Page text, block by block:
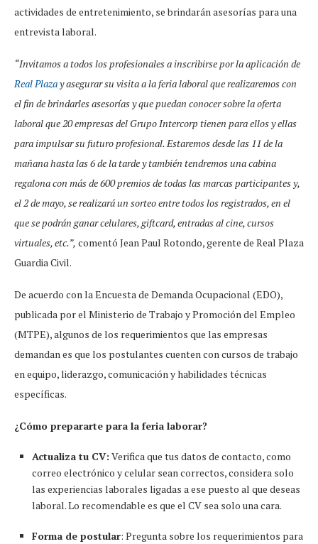
actividades de entretenimiento, se brindarán asesorías para una
entrevista laboral.
“Invitamos a todos los profesionales a inscribirse por la aplicación de
Real Plazay asegurar su visita a la feria laboral que realizaremos con
el fin de brindarles asesorías y que puedan conocer sobre la oferta
laboral que 20 empresas del Grupo Intercorp tienen para ellos y ellas
para impulsar su futuro profesional. Estaremos desde las 11 de la
mañana hasta las 6 de la tarde y también tendremos una cabina
regalona con más de 600 premios de todas las marcas participantes y,
el 2 de mayo, se realizará un sorteo entre todos los registrados, en el
que se podrán ganar celulares, giftcard, entradas al cine, cursos
virtuales, etc.”, comentó Jean Paul Rotondo, gerente de Real Plaza
Guardia Civil.
De acuerdo con la Encuesta de Demanda Ocupacional (EDO),
publicada por el Ministerio de Trabajo y Promoción del Empleo
(MTPE), algunos de los requerimientos que las empresas
demandan es que los postulantes cuenten con cursos de trabajo
en equipo, liderazgo, comunicación y habilidades técnicas
específicas.
¿Cómo prepararte para la feria laborar?
Actualiza tu CV: Verifica que tus datos de contacto, como
correo electrónico y celular sean correctos, considera solo
las experiencias laborales ligadas a ese puesto al que deseas
laboral. Lo recomendable es que el CV sea solo una cara.
Forma de postular: Pregunta sobre los requerimientos para